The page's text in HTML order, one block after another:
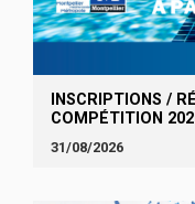
INSCRIPTIONS /
COMPÉTITION
31/08/2026